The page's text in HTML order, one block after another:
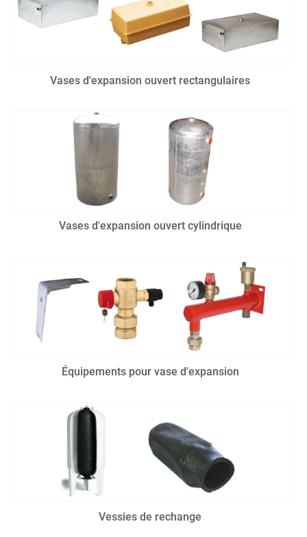
Vases d'expansion ouvert rectangulaires
Vases d'expansion ouvert cylindrique
Équipements pour vase d'expansion
Vessies de rechange